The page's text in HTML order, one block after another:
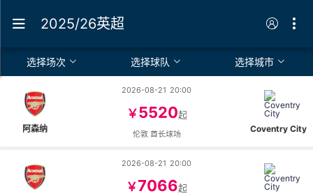
2025/26英超
选择场次 选择球队 选择城市
阿森纳
2026-08-21 20:00
￥5520起
伦敦 酋长球场 Coventry City
2026-08-21 20:00
￥7066起